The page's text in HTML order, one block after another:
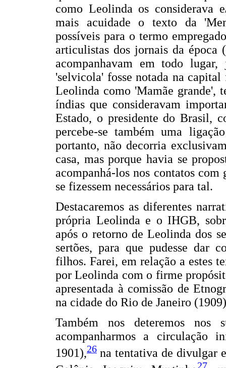
como Leolinda os considerava
mais acuidade o texto da
possíveis para o termo
articulistas dos jornais da época
acompanhavam em todo
'selvicola' fosse notada na
Leolinda como 'Mamãe grande',
índias que consideravam
Estado, o presidente do Brasil,
percebe-se também uma
portanto, não decorria
casa, mas porque havia se
acompanhá-los nos contatos
se fizessem necessários para tal.
Destacaremos as diferentes
própria Leolinda e o IHGB,
após o retorno de Leolinda dos
sertões, para que pudesse dar
filhos. Farei, em relação a estes
por Leolinda com o firme
apresentada à comissão de
na cidade do Rio de Janeiro
Também nos deteremos
acompanharmos a circulação
1901),26 na tentativa de divulgar
27